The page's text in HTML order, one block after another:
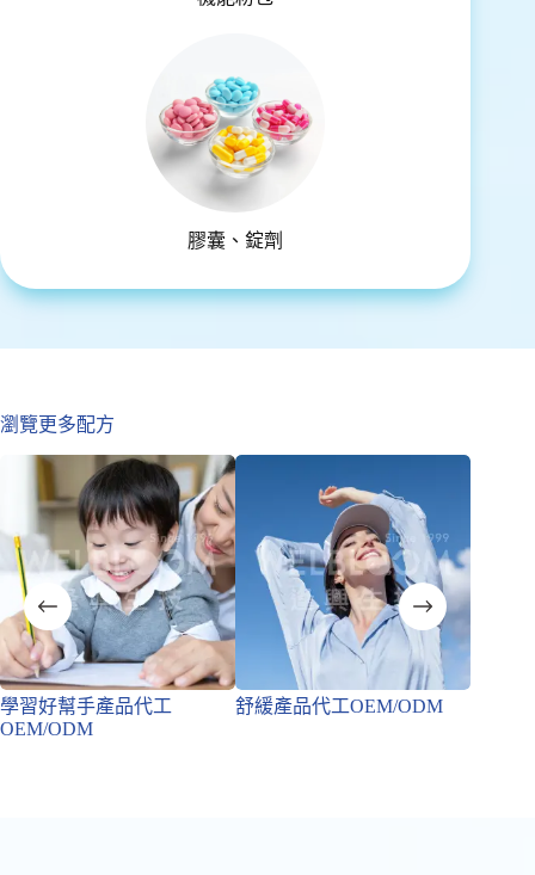
膠囊、錠劑
瀏覽更多配方
學習好幫手產品代工
OEM/ODM
舒緩產品代工OEM/ODM